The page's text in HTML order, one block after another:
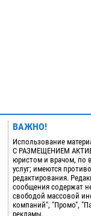
ВАЖНО!
Использование
С РАЗМЕЩЕНИЕМ
юристом и врачом, по
услуг; имеются
редактирования.
сообщения содержат
свободой массовой
компаний", "Промо",
рекламы.